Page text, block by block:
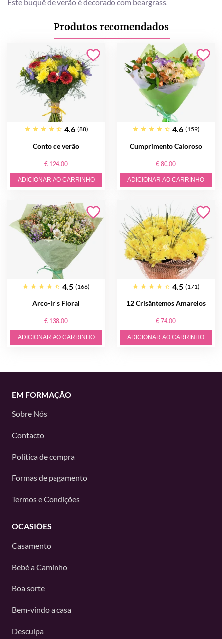
Este buquê de verão é decorado com beargrass.
Produtos recomendados
4.6 (88)
Conto de verão
€ 124.00
ADICIONAR AO CARRINHO
4.6 (159)
Cumprimento Caloroso
€ 80.00
ADICIONAR AO CARRINHO
4.5 (166)
Arco-íris Floral
€ 138.00
ADICIONAR AO CARRINHO
4.5 (171)
12 Crisântemos Amarelos
€ 74.00
ADICIONAR AO CARRINHO
EM FORMAÇÃO
Sobre Nós
Contacto
Política de compra
Formas de pagamento
Termos e Condições
OCASIÕES
Casamento
Bebé a Caminho
Boa sorte
Bem-vindo a casa
Desculpa